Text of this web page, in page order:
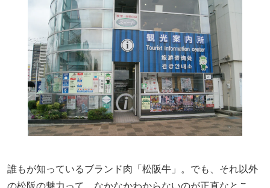
誰もが知っているブランド肉「松阪牛」。でも、それ以外
の松阪の魅力って、なかなかわからないのが正直なとこ